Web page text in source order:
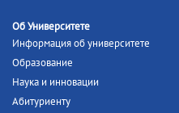
Об Университете
Информация об университете
Образование
Наука и инновации
Абитуриенту